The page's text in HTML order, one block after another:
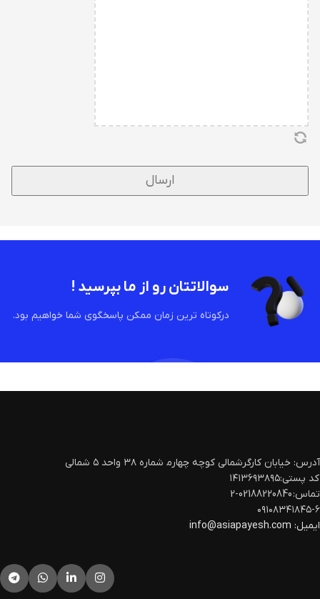
سوالاتتان رو از ما بپرسید !
درکوتاه ترین زمان ممکن پاسخگوی شما خواهیم بود.
آدرس: خیابان کارگرشمالی کوچه چهارم‍ شماره ۳۸ واحد ۵ شمالی
کد پستی:۱۴۱۳۶۹۳۸۹۵
تماس: 02188220840-2
۰۹۱۰۸۳۴۱۸۴۵-۶
ایمیل: